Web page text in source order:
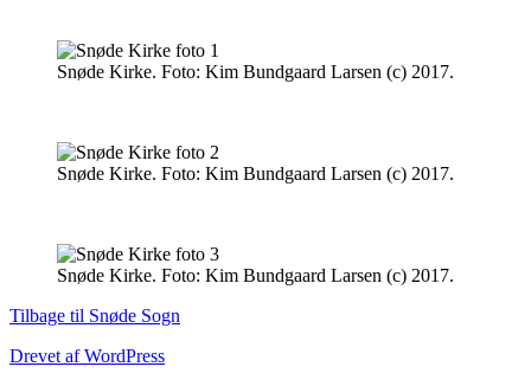
Snøde Kirke. Foto: Kim Bundgaard Larsen (c) 2017.
Snøde Kirke. Foto: Kim Bundgaard Larsen (c) 2017.
Snøde Kirke. Foto: Kim Bundgaard Larsen (c) 2017.
Tilbage til Snøde Sogn
Drevet af WordPress